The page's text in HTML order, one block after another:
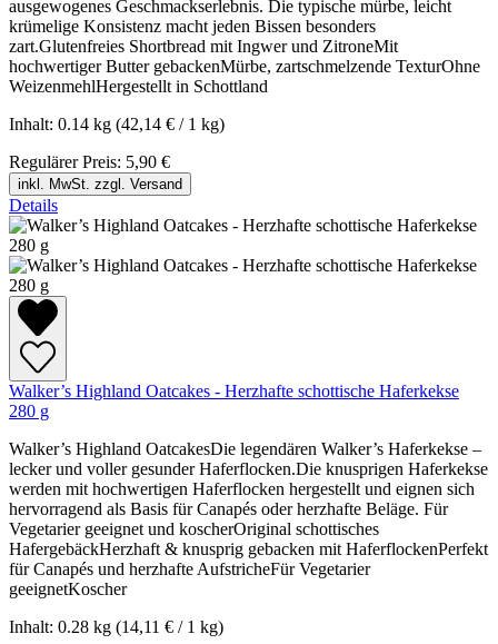
ausgewogenes Geschmackserlebnis. Die typische mürbe, leicht
krümelige Konsistenz macht jeden Bissen besonders
zart.Glutenfreies Shortbread mit Ingwer und ZitroneMit
hochwertiger Butter gebackenMürbe, zartschmelzende TexturOhne
WeizenmehlHergestellt in Schottland
Inhalt: 0.14 kg (42,14 € / 1 kg)
Regulärer Preis: 5,90 €
inkl. MwSt. zzgl. Versand
Details
Walker’s Highland Oatcakes - Herzhafte schottische Haferkekse
280 g
Walker’s Highland OatcakesDie legendären Walker’s Haferkekse –
lecker und voller gesunder Haferflocken.Die knusprigen Haferkekse
werden mit hochwertigen Haferflocken hergestellt und eignen sich
hervorragend als Basis für Canapés oder herzhafte Beläge. Für
Vegetarier geeignet und koscherOriginal schottisches
HafergebäckHerzhaft & knusprig gebacken mit HaferflockenPerfekt
für Canapés und herzhafte AufstricheFür Vegetarier
geeignetKoscher
Inhalt: 0.28 kg (14,11 € / 1 kg)